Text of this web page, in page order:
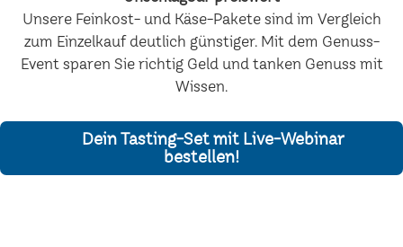
Unsere Feinkost- und Käse-Pakete sind im Vergleich
zum Einzelkauf deutlich günstiger. Mit dem Genuss-
Event sparen Sie richtig Geld und tanken Genuss mit
Wissen.
Dein Tasting-Set mit Live-Webinar
bestellen!